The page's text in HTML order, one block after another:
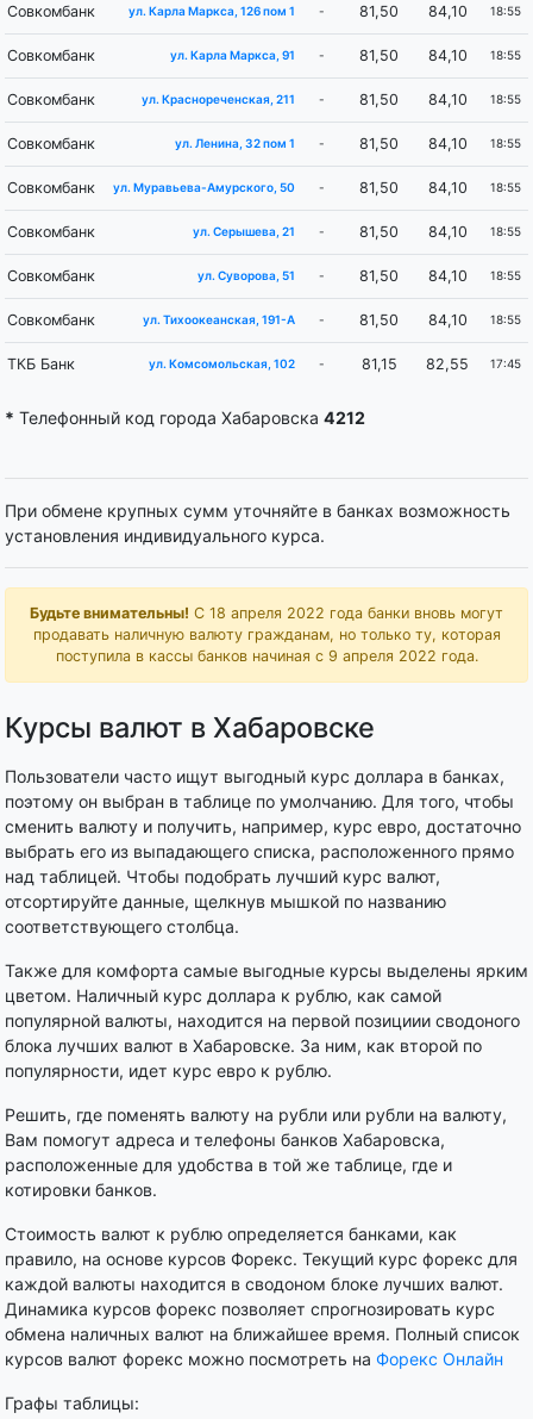
Совкомбанк ул. Карла Маркса, 126 пом 1 - 81,50 84,10 18:55
Совкомбанк ул. Карла Маркса, 91 - 81,50 84,10 18:55
Совкомбанк ул. Краснореченская, 211 - 81,50 84,10 18:55
Совкомбанк ул. Ленина, 32 пом 1 - 81,50 84,10 18:55
Совкомбанк ул. Муравьева-Амурского, 50 - 81,50 84,10 18:55
Совкомбанк ул. Серышева, 21 - 81,50 84,10 18:55
Совкомбанк ул. Суворова, 51 - 81,50 84,10 18:55
Совкомбанк ул. Тихоокеанская, 191-А - 81,50 84,10 18:55
ТКБ Банк ул. Комсомольская, 102 - 81,15 82,55 17:45
* Телефонный код города Хабаровска 4212
При обмене крупных сумм уточняйте в банках возможность
установления индивидуального курса.
Будьте внимательны! С 18 апреля 2022 года банки вновь могут
продавать наличную валюту гражданам, но только ту, которая
поступила в кассы банков начиная с 9 апреля 2022 года.
Курсы валют в Хабаровске
Пользователи часто ищут выгодный курс доллара в банках,
поэтому он выбран в таблице по умолчанию. Для того, чтобы
сменить валюту и получить, например, курс евро, достаточно
выбрать его из выпадающего списка, расположенного прямо
над таблицей. Чтобы подобрать лучший курс валют,
отсортируйте данные, щелкнув мышкой по названию
соответствующего столбца.
Также для комфорта самые выгодные курсы выделены ярким
цветом. Наличный курс доллара к рублю, как самой
популярной валюты, находится на первой позициии сводоного
блока лучших валют в Хабаровске. За ним, как второй по
популярности, идет курс евро к рублю.
Решить, где поменять валюту на рубли или рубли на валюту,
Вам помогут адреса и телефоны банков Хабаровска,
расположенные для удобства в той же таблице, где и
котировки банков.
Стоимость валют к рублю определяется банками, как
правило, на основе курсов Форекс. Текущий курс форекс для
каждой валюты находится в сводоном блоке лучших валют.
Динамика курсов форекс позволяет спрогнозировать курс
обмена наличных валют на ближайшее время. Полный список
курсов валют форекс можно посмотреть на Форекс Онлайн
Графы таблицы: